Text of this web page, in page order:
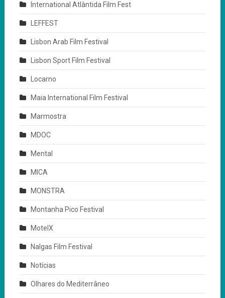
International Atlàntida Film Fest
LEFFEST
Lisbon Arab Film Festival
Lisbon Sport Film Festival
Locarno
Maia International Film Festival
Marmostra
MDOC
Mental
MICA
MONSTRA
Montanha Pico Festival
MotelX
Nalgas Film Festival
Notícias
Olhares do Mediterrâneo